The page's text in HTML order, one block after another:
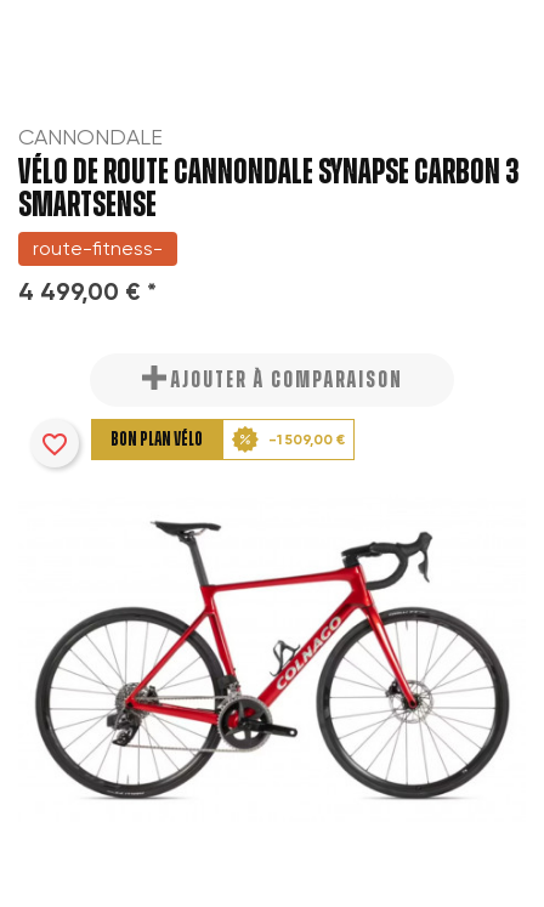
CANNONDALE
VÉLO DE ROUTE CANNONDALE SYNAPSE CARBON 3
SMARTSENSE
route-fitness-
4 499,00 € *
AJOUTER À COMPARAISON
BON PLAN VÉLO -1 509,00 €
favorite_border